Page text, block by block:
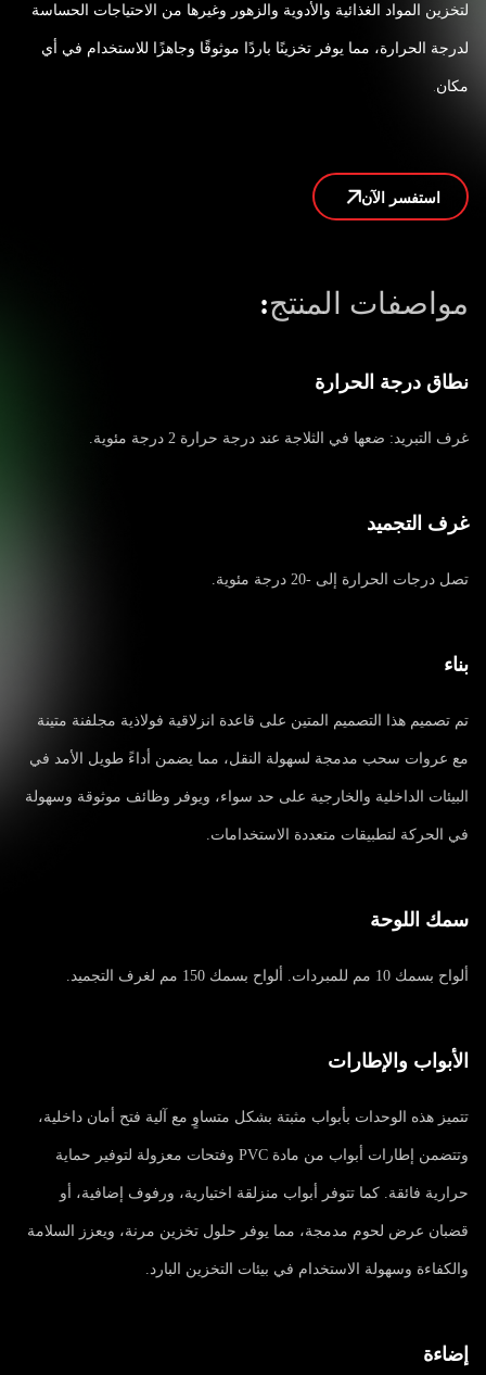
لتخزين المواد الغذائية والأدوية والزهور وغيرها من الاحتياجات الحساسة
لدرجة الحرارة، مما يوفر تخزينًا باردًا موثوقًا وجاهزًا للاستخدام في أي
مكان.
استفسر الآن
مواصفات المنتج:
نطاق درجة الحرارة
غرف التبريد: ضعها في الثلاجة عند درجة حرارة 2 درجة مئوية.
غرف التجميد
تصل درجات الحرارة إلى -20 درجة مئوية.
بناء
تم تصميم هذا التصميم المتين على قاعدة انزلاقية فولاذية مجلفنة متينة
مع عروات سحب مدمجة لسهولة النقل، مما يضمن أداءً طويل الأمد في
البيئات الداخلية والخارجية على حد سواء، ويوفر وظائف موثوقة وسهولة
في الحركة لتطبيقات متعددة الاستخدامات.
سمك اللوحة
ألواح بسمك 10 مم للمبردات. ألواح بسمك 150 مم لغرف التجميد.
الأبواب والإطارات
تتميز هذه الوحدات بأبواب مثبتة بشكل متساوٍ مع آلية فتح أمان داخلية،
وتتضمن إطارات أبواب من مادة PVC وفتحات معزولة لتوفير حماية
حرارية فائقة. كما تتوفر أبواب منزلقة اختيارية، ورفوف إضافية، أو
قضبان عرض لحوم مدمجة، مما يوفر حلول تخزين مرنة، ويعزز السلامة
والكفاءة وسهولة الاستخدام في بيئات التخزين البارد.
إضاءة